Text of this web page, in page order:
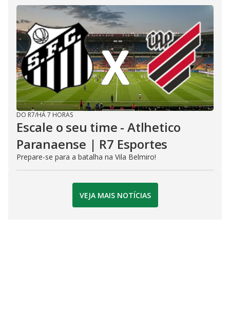
DO R7/HÁ 7 HORAS
Escale o seu time - Atlhetico
Paranaense | R7 Esportes
Prepare-se para a batalha na Vila Belmiro!
VEJA MAIS NOTÍCIAS